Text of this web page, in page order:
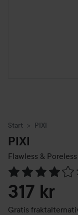
Start PIXI
PIXI
Flawless &
Gå til Vurderinger
317 kr
Gratis